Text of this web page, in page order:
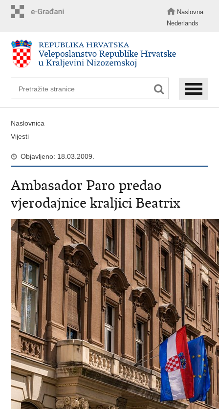
Naslovna
Nederlands
Naslovnica
Vijesti
Objavljeno: 18.03.2009.
Ambasador Paro predao
vjerodajnice kraljici Beatrix